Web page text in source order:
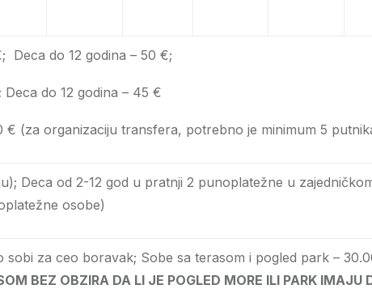
Deca do 12 godina – 50 €;
12 godina – 45 €
€ (za organizaciju transfera, potrebno je minimum 5
Deca od 2-12 god u pratnji 2 punoplatežne u
osobe)
za ceo boravak; Sobe sa terasom i pogled park –
BEZ OBZIRA DA LI JE POGLED MORE ILI PARK IMAJU